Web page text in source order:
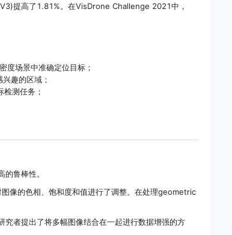
提高了1.81%。在VisDrone Challenge 2021中，
场景中准确定位目标；
趣的区域；
测任务；
鲁棒性。
像的色相、饱和度和值进行了调整。在处理geometric
者提出了将多幅图像结合在一起进行数据增强的方